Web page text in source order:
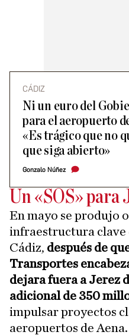
CÁDIZ
Ni un euro del
para el aeropuerto
«Es trágico que no
que siga abierto»
Gonzalo Núñez
Un «SOS» para
En mayo se produjo
infraestructura clave
Cádiz, después de
Transportes
dejara fuera a Jerez
adicional de 350
impulsar proyectos
aeropuertos de